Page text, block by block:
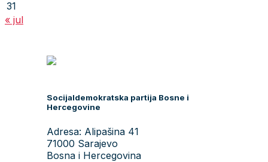
31
« jul
Socijaldemokratska partija Bosne i
Hercegovine
Adresa: Alipašina 41
71000 Sarajevo
Bosna i Hercegovina